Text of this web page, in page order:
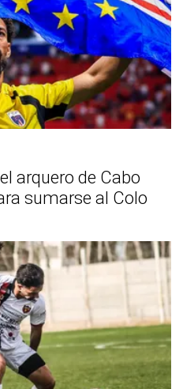
arquero de Cabo
sumarse al Colo